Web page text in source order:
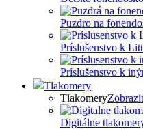
Puzdro na
Príslušenstvo k
Príslušenstvo k
Tlakomery
Tlakomery
Digitálne